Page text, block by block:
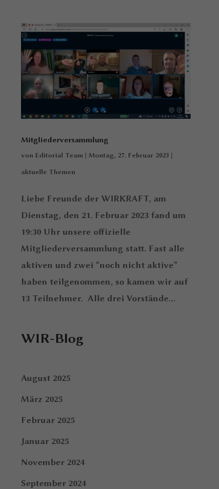
Mitgliederversammlung
von Editorial Team | Montag, 27. Februar 2023 |
aktuelle Themen
Liebe Freunde der WIRKRAFT, am
Dienstag, den 21. Februar 2023 fand um
19:30 Uhr unsere offizielle
Mitgliederversammlung statt. Fast alle
aktiven und zwei “noch nicht aktive”
haben teilgenommen, so kamen wir auf
13 Teilnehmer. Alle drei Vorstände...
WIR-Blog
August 2025
März 2025
Februar 2025
Januar 2025
November 2024
September 2024